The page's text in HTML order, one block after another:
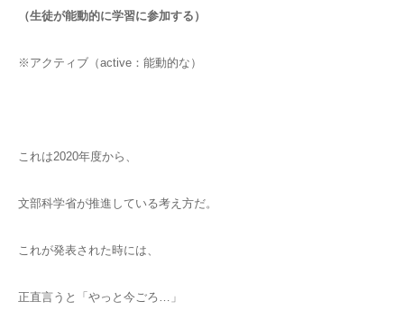
（生徒が能動的に学習に参加する）
※アクティブ（active：能動的な）
これは2020年度から、
文部科学省が推進している考え方だ。
これが発表された時には、
正直言うと「やっと今ごろ…」